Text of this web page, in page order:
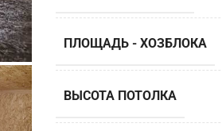
ПЛОЩАДЬ - ХОЗБЛОКА
ВЫСОТА ПОТОЛКА